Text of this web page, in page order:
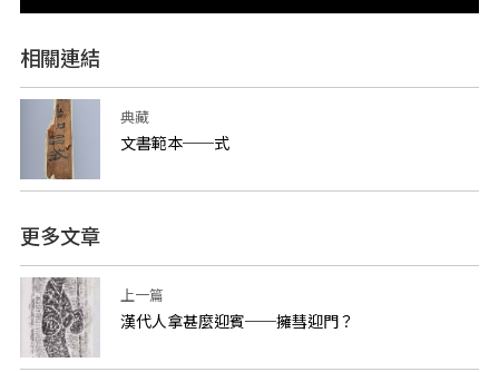
相關連結
典藏
文書範本──式
更多文章
上一篇
漢代人拿甚麼迎賓──擁彗迎門？